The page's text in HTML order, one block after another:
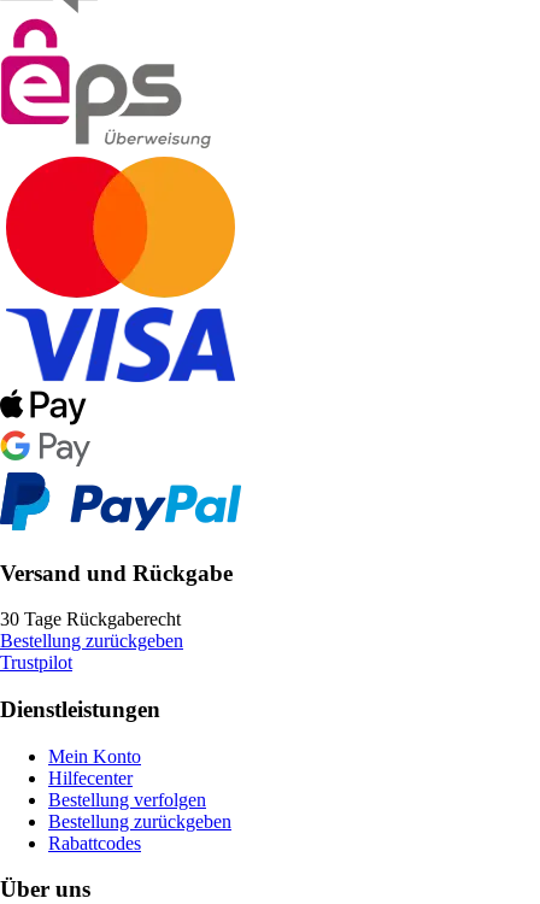
Versand und Rückgabe
30 Tage Rückgaberecht
Bestellung zurückgeben
Trustpilot
Dienstleistungen
Mein Konto
Hilfecenter
Bestellung verfolgen
Bestellung zurückgeben
Rabattcodes
Über uns